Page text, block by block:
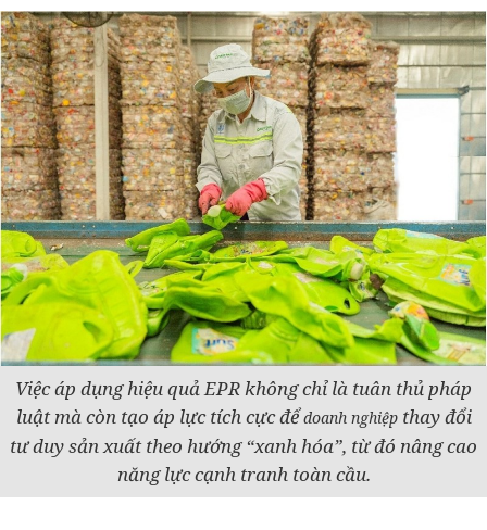
Việc áp dụng hiệu quả EPR không chỉ là tuân thủ pháp
luật mà còn tạo áp lực tích cực đểdoanh nghiệpthay đổi
tư duy sản xuất theo hướng “xanh hóa”, từ đó nâng cao
năng lực cạnh tranh toàn cầu.